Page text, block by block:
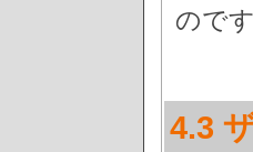
のです
4.3